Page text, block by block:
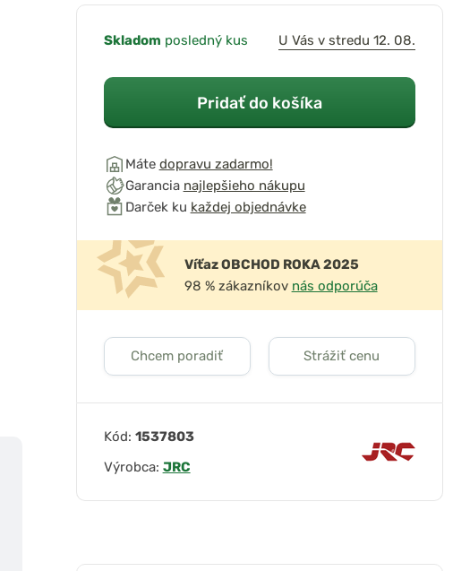
Skladom posledný kus U Vás v stredu 12. 08.
Pridať do košíka
Máte dopravu zadarmo!
Garancia najlepšieho nákupu
Darček ku každej objednávke
Víťaz OBCHOD ROKA 2025
98 % zákazníkov nás odporúča
Chcem poradiť Strážiť cenu
Kód: 1537803
Výrobca: JRC